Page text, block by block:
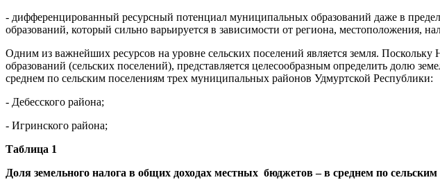
- дифференцированный ресурсный потенциал муниципальных образований даже в
образований, который сильно варьируется в зависимости от региона, местоположения,
Одним из важнейших ресурсов на уровне сельских поселений является земля.
образований (сельских поселений), представляется целесообразным определить долю
среднем по сельским поселениям трех муниципальных районов Удмуртской Республики:
- Дебесского района;
- Игринского района;
Таблица 1
Доля земельного налога в общих доходах местных бюджетов – в среднем по